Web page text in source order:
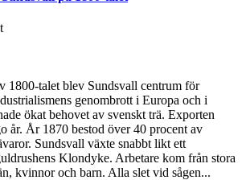
1800-talet blev Sundsvall centrum för
genombrott i Europa och i
ökat behovet av svenskt trä. Exporten
år. År 1870 bestod över 40 procent av
Sundsvall växte snabbt likt ett
Klondyke. Arbetare kom från stora
kvinnor och barn. Alla slet vid sågen...